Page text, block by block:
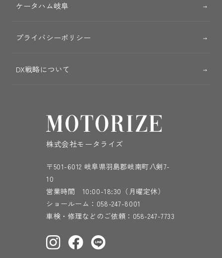
ケータハム岐阜
プライバシーポリシー
DX戦略について
株式会社モータライズ
〒501-6012 岐阜県羽島郡岐南町八剣7-
10
営業時間 10:00-18:30（月曜定休）
ショールーム： 058-247-8001
車検・修理などのご依頼： 058-247-7733